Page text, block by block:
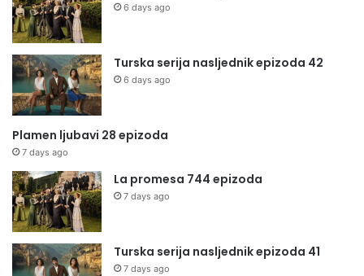
6 days ago
Turska serija nasljednik epizoda 42
6 days ago
Plamen ljubavi 28 epizoda
7 days ago
La promesa 744 epizoda
7 days ago
Turska serija nasljednik epizoda 41
7 days ago